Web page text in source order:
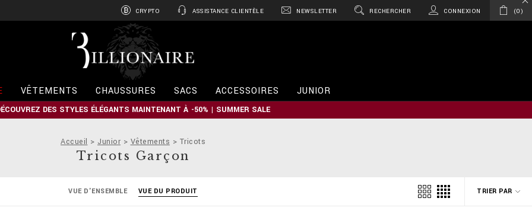
CRYPTO ASSISTANCE CLIENTÈLE NEWSLETTER RECHERCHER CONNEXION 0
l
o
n
a
e
VÊTEMENTS CHAUSSURES SACS ACCESSOIRES JUNIOR
DES STYLES ÉLÉGANTS MAINTENANT À -50% | SUMMER SALE
Accueil Junior Vêtements Tricots
Tricots Garçon
TRIER PAR
VUE D'ENSEMBLE VUE DU PRODUIT